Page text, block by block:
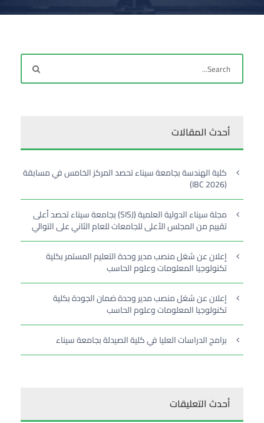
أحدث المقالات
كلية الهندسة بجامعة سيناء تحصد المركز الخامس في مسابقة
(IBC 2026)
مجلة سيناء الدولية العلمية (SISJ) بجامعة سيناء تحصد أعلى
تقييم من المجلس الأعلى للجامعات للعام الثاني على التوالي
إعلان عن شغل منصب مدير وحدة التعليم المستمر بكلية
تكنولوجيا المعلومات وعلوم الحاسب
إعلان عن شغل منصب مدير وحدة ضمان الجودة بكلية
تكنولوجيا المعلومات وعلوم الحاسب
برامج الدراسات العليا في كلية الصيدلة بجامعة سيناء
أحدث التعليقات